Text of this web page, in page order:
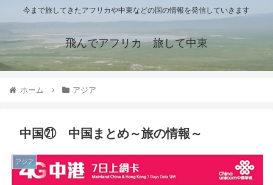
今まで旅してきたアフリカや中東などの国の情報を発信していきます
飛んでアフリカ 旅して中東
ホーム アジア
中国㉑ 中国まとめ～旅の情報～
アジア